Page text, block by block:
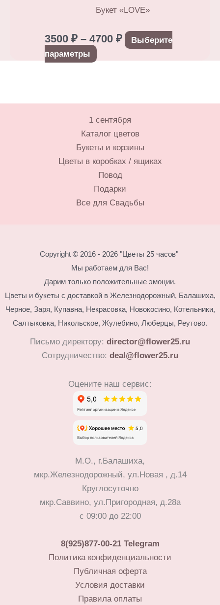
Букет «LOVE»
3500 ₽ – 4700 ₽Диапазон
цен:
Выберите
параметры
Опции
можно
выбрать
на
странице
товара.
1 сентября
Каталог цветов
Букеты и корзины
Цветы в коробках / ящиках
Повод
Подарки
Все для Свадьбы
Copyright © 2016 - 2026 "Цветы 25 часов"
Мы работаем для Вас!
Дарим только положительные эмоции.
Цветы и букеты с доставкой в Железнодорожный, Балашиха,
Черное, Заря, Купавна, Некрасовка, Новокосино, Котельники,
Салтыковка, Никольское, Жулебино, Люберцы, Реутово.
Письмо директору: director@flower25.ru
Сотрудничество: deal@flower25.ru
Оцените наш сервис:
М.О., г.Балашиха,
мкр.Железнодорожный, ул.Новая , д.14
Круглосуточно
мкр.Саввино, ул.Пригородная, д.28а
с 09:00 до 22:00
8(925)877-00-21 Telegram
Политика конфиденциальности
Публичная оферта
Условия доставки
Правила оплаты